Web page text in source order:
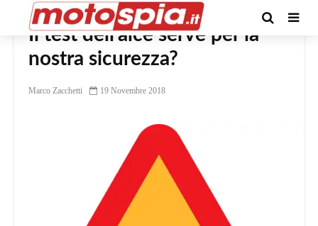
Il test dell’alce serve per la
nostra sicurezza?
Marco Zacchetti 19 Novembre 2018